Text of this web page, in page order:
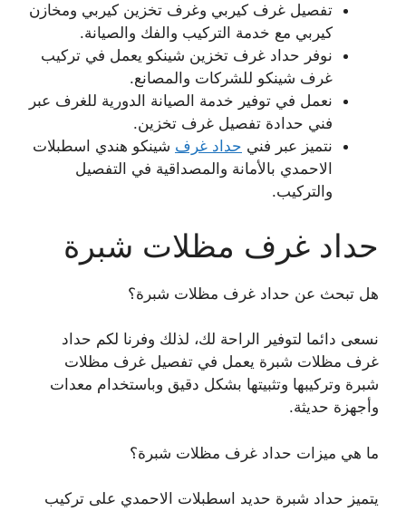
تفصيل غرف كيربي وغرف تخزين كيربي ومخازن
كيربي مع خدمة التركيب والفك والصيانة.
نوفر حداد غرف تخزين شينكو يعمل في تركيب
غرف شينكو للشركات والمصانع.
نعمل في توفير خدمة الصيانة الدورية للغرف عبر
فني حدادة تفصيل غرف تخزين.
نتميز عبر فني حداد غرف شينكو هندي اسطبلات
الاحمدي بالأمانة والمصداقية في التفصيل
والتركيب.
حداد غرف مظلات شبرة
هل تبحث عن حداد غرف مظلات شبرة؟
نسعى دائما لتوفير الراحة لك، لذلك وفرنا لكم حداد
غرف مظلات شبرة يعمل في تفصيل غرف مظلات
شبرة وتركيبها وتثبيتها بشكل دقيق وباستخدام معدات
وأجهزة حديثة.
ما هي ميزات حداد غرف مظلات شبرة؟
يتميز حداد شبرة حديد اسطبلات الاحمدي على تركيب